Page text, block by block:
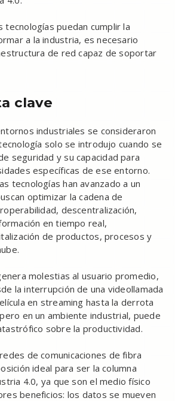
tecnologías puedan cumplir la
a la industria, es necesario
de red capaz de soportar
clave
industriales se consideraron
solo se introdujo cuando se
seguridad y su capacidad para
específicas de ese entorno.
tecnologías han avanzado a un
optimizar la cadena de
descentralización,
en tiempo real,
de productos, procesos y
molestias al usuario promedio,
la interrupción de una videollamada
en streaming hasta la derrota
en un ambiente industrial, puede
sobre la productividad.
de comunicaciones de fibra
ideal para ser la columna
4.0, ya que son el medio físico
beneficios: los datos se mueven